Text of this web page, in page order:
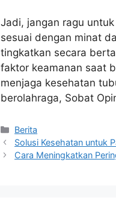
Jadi, jangan ragu
sesuai dengan minat
tingkatkan secara
faktor keamanan saat
menjaga kesehatan
berolahraga, Sobat
Categories
Berita
Solusi Kesehatan untuk
Cara Meningkatkan